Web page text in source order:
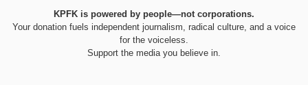
KPFK is powered by people—not corporations.
Your donation fuels independent journalism, radical culture, and a voice
for the voiceless.
Support the media you believe in.